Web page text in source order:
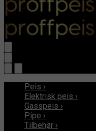
Peis ›
Elektrisk peis ›
Gasspeis ›
Pipe ›
Tilbehør ›